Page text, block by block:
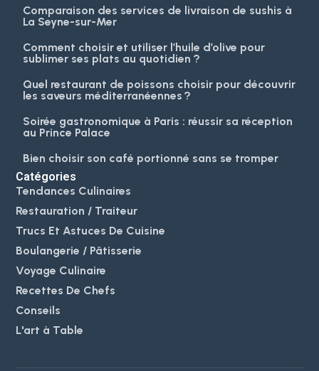
Comparaison des services de livraison de sushis à
La Seyne-sur-Mer
Comment choisir et utiliser l’huile d’olive pour
sublimer ses plats au quotidien ?
Quel restaurant de poissons choisir pour découvrir
les saveurs méditerranéennes ?
Soirée gastronomique à Paris : réussir sa réception
au Prince Palace
Bien choisir son café portionné sans se tromper
Catégories
Tendances Culinaires
Restauration / Traiteur
Trucs Et Astuces De Cuisine
Boulangerie / Pâtisserie
Voyage Culinaire
Recettes De Chefs
Conseils
L'art à Table